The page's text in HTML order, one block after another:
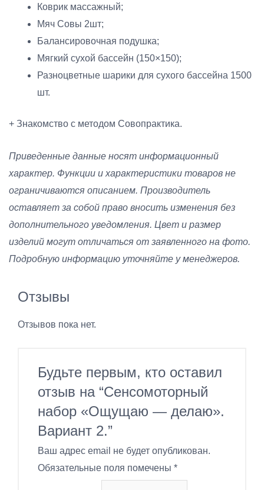
Коврик массажный;
Мяч Совы 2шт;
Балансировочная подушка;
Мягкий сухой бассейн (150×150);
Разноцветные шарики для сухого бассейна 1500
шт.
+ Знакомство с методом Совопрактика.
Приведенные данные носят информационный
характер. Функции и характеристики товаров не
ограничиваются описанием. Производитель
оставляет за собой право вносить изменения без
дополнительного уведомления. Цвет и размер
изделий могут отличаться от заявленного на фото.
Подробную информацию уточняйте у менеджеров.
Отзывы
Отзывов пока нет.
Будьте первым, кто оставил
отзыв на “Сенсомоторный
набор «Ощущаю — делаю».
Вариант 2.”
Ваш адрес email не будет опубликован.
Обязательные поля помечены *